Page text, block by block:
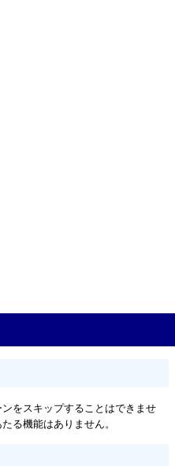
をスキップすることはできませ
る機能はありません。